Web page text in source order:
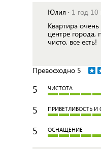
Юлия · 1 год 10
Квартира
центре города,
чисто, все есть!
Превосходно 5
5 ЧИСТОТА
5 ПРИВЕТЛИВОСТЬ
5 ОСНАЩЕНИЕ